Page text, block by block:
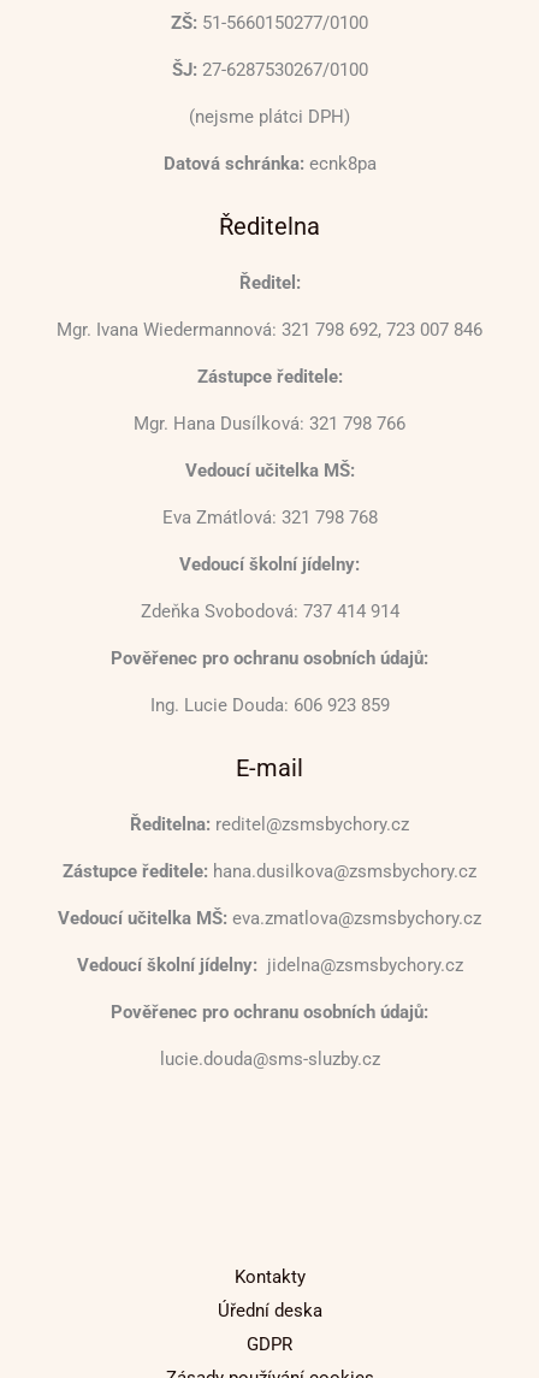
ZŠ: 51-5660150277/0100
ŠJ: 27-6287530267/0100
(nejsme plátci DPH)
Datová schránka: ecnk8pa
Ředitelna
Ředitel:
Mgr. Ivana Wiedermannová: 321 798 692, 723 007 846
Zástupce ředitele:
Mgr. Hana Dusílková: 321 798 766
Vedoucí učitelka MŠ:
Eva Zmátlová: 321 798 768
Vedoucí školní jídelny:
Zdeňka Svobodová: 737 414 914
Pověřenec pro ochranu osobních údajů:
Ing. Lucie Douda: 606 923 859
E-mail
Ředitelna: reditel@zsmsbychory.cz
Zástupce ředitele: hana.dusilkova@zsmsbychory.cz
Vedoucí učitelka MŠ: eva.zmatlova@zsmsbychory.cz
Vedoucí školní jídelny: jidelna@zsmsbychory.cz
Pověřenec pro ochranu osobních údajů:
lucie.douda@sms-sluzby.cz
Kontakty
Úřední deska
GDPR